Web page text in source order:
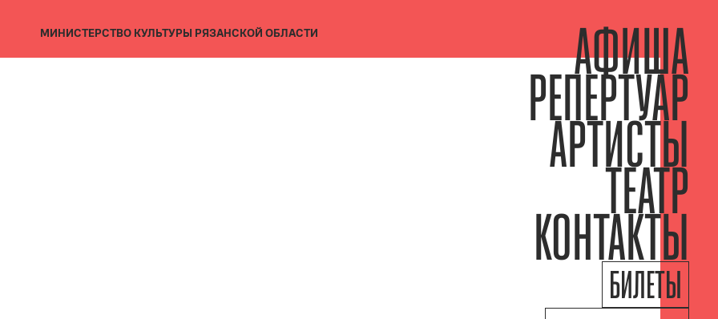
МИНИСТЕРСТВО КУЛЬТУРЫ РЯЗАНСКОЙ ОБЛАСТИ АФИША
РЕПЕРТУАР
АРТИСТЫ
ТЕАТР
КОНТАКТЫ
БИЛЕТЫ